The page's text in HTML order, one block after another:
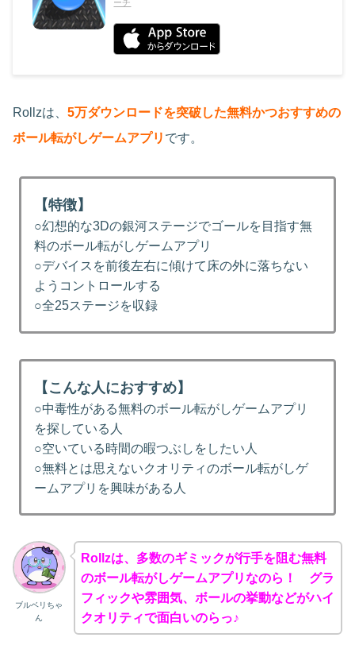
ーチ
Rollzは、 5万ダウンロードを突破した無料かつおすすめの
ボール転がしゲームアプリ です。
【特徴】
○幻想的な3Dの銀河ステージでゴールを目指す無
料のボール転がしゲームアプリ
○デバイスを前後左右に傾けて床の外に落ちない
ようコントロールする
○全25ステージを収録
【こんな人におすすめ】
○中毒性がある無料のボール転がしゲームアプリ
を探している人
○空いている時間の暇つぶしをしたい人
○無料とは思えないクオリティのボール転がしゲ
ームアプリを興味がある人
ブルベリちゃ
ん
Rollzは、多数のギミックが行手を阻む無料
のボール転がしゲームアプリなのら！ グラ
フィックや雰囲気、ボールの挙動などがハイ
クオリティで面白いのらっ♪